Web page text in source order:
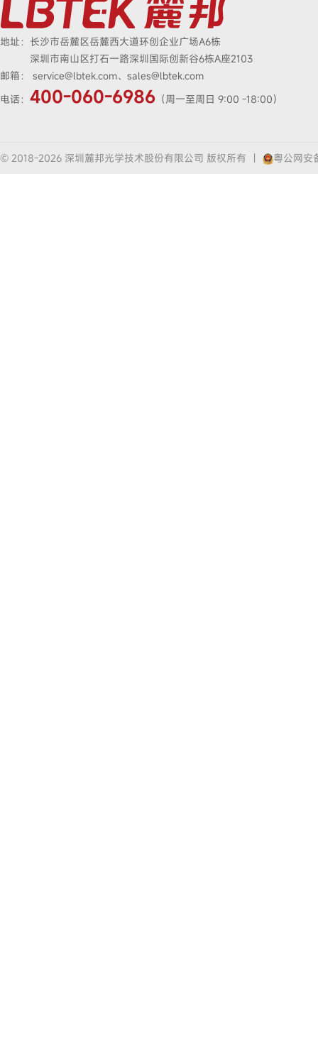
地址： 长沙市岳麓区岳麓西大道环创企业广场A6栋
深圳市南山区打石一路深圳国际创新谷6栋A座2103
邮箱： service@lbtek.com、sales@lbtek.com
电话： 400-060-6986 （周一至周日 9:00 -18:00）
© 2018-2026 深圳麓邦光学技术股份有限公司 版权所有 粤公网安